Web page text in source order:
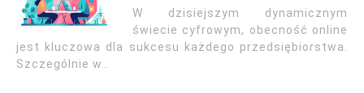
W dzisiejszym dynamicznym
świecie cyfrowym, obecność online
jest kluczowa dla sukcesu każdego przedsiębiorstwa.
Szczególnie w…